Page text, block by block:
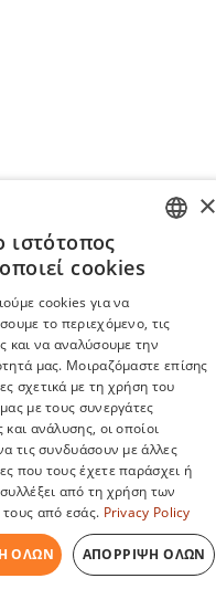
×
ιστότοπος
cookies
cookies για να
το περιεχόμενο, τις
και να αναλύσουμε την
μας. Μοιραζόμαστε επίσης
σχετικά με τη χρήση του
με τους συνεργάτες
και ανάλυσης, οι οποίοι
τις συνδυάσουν με άλλες
που τους έχετε παράσχει ή
από τη χρήση των
από εσάς. Privacy Policy
ΌΛΩΝ ΑΠΌΡΡΙΨΗ ΌΛΩΝ